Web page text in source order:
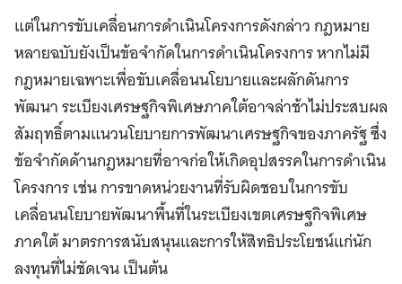
แต่ในการขับเคลื่อนการดำเนินโครงการดังกล่าว กฎหมาย
หลายฉบับยังเป็นข้อจำกัดในการดำเนินโครงการ หากไม่มี
กฎหมายเฉพาะเพื่อขับเคลื่อนนโยบายและผลักดันการ
พัฒนา ระเบียงเศรษฐกิจพิเศษภาคใต้อาจล่าช้าไม่ประสบผล
สัมฤทธิ์ตามแนวนโยบายการพัฒนาเศรษฐกิจของภาครัฐ ซึ่ง
ข้อจำกัดด้านกฎหมายที่อาจก่อให้เกิดอุปสรรคในการดำเนิน
โครงการ เช่น การขาดหน่วยงานที่รับผิดชอบในการขับ
เคลื่อนนโยบายพัฒนาพื้นที่ในระเบียงเขตเศรษฐกิจพิเศษ
ภาคใต้ มาตรการสนับสนุนและการให้สิทธิประโยชน์แก่นัก
ลงทุนที่ไม่ชัดเจน เป็นต้น